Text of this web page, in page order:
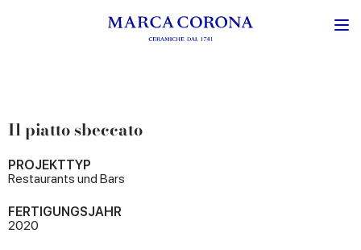
Il piatto sbeccato
PROJEKTTYP
Restaurants und Bars
FERTIGUNGSJAHR
2020